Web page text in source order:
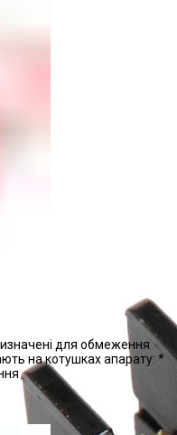
для обмеження
на котушках апарату: *